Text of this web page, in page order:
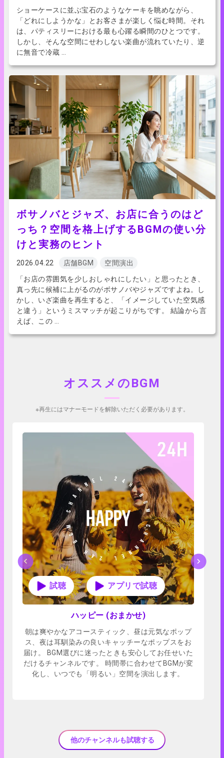
ショーケースに並ぶ宝石のようなケーキを眺めながら、
「どれにしようかな」とお客さまが楽しく悩む時間。それ
は、パティスリーにおける最も心躍る瞬間のひとつです。
しかし、そんな空間にせわしない楽曲が流れていたり、逆
に無音で冷蔵 …
ボサノバとジャズ、お店に合うのはど
っち？空間を格上げするBGMの使い分
けと実務のヒント
2026.04.22 店舗BGM
空間演出
「お店の雰囲気を少しおしゃれにしたい」と思ったとき、
真っ先に候補に上がるのがボサノバやジャズですよね。し
かし、いざ楽曲を再生すると、「イメージしていた空気感
と違う」というミスマッチが起こりがちです。 結論から言
えば、この …
オススメのBGM
※再生にはマナーモードを解除いただく必要があります。
アプリで試聴
ハッピー (おまかせ)
朝は爽やかなアコースティック、昼は元気なポップ
ス、夜は耳馴染みの良いキャッチーなポップスをお
届け。 BGM選びに迷ったときも安心してお任せいた
だけるチャンネルです。 時間帯に合わせてBGMが変
化し、いつでも「明るい」空間を演出します。
他のチャンネルも試聴する